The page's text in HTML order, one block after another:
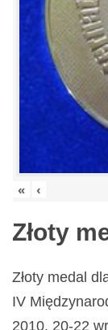
« ‹
Złoty
Złoty medal
IV
2010. 20-22